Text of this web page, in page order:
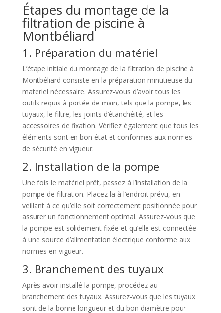
Étapes du montage de la
filtration de piscine à
Montbéliard
1. Préparation du matériel
L’étape initiale du montage de la filtration de piscine à
Montbéliard consiste en la préparation minutieuse du
matériel nécessaire. Assurez-vous d’avoir tous les
outils requis à portée de main, tels que la pompe, les
tuyaux, le filtre, les joints d’étanchéité, et les
accessoires de fixation. Vérifiez également que tous les
éléments sont en bon état et conformes aux normes
de sécurité en vigueur.
2. Installation de la pompe
Une fois le matériel prêt, passez à l’installation de la
pompe de filtration. Placez-la à l’endroit prévu, en
veillant à ce qu’elle soit correctement positionnée pour
assurer un fonctionnement optimal. Assurez-vous que
la pompe est solidement fixée et qu’elle est connectée
à une source d’alimentation électrique conforme aux
normes en vigueur.
3. Branchement des tuyaux
Après avoir installé la pompe, procédez au
branchement des tuyaux. Assurez-vous que les tuyaux
sont de la bonne longueur et du bon diamètre pour